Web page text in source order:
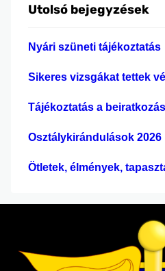
s
Utolsó bejegyzések
Nyári szüneti tájékoztatás
Sikeres vizsgákat tettek
Tájékoztatás a
Osztálykirándulások 2026
Ötletek, élmények,